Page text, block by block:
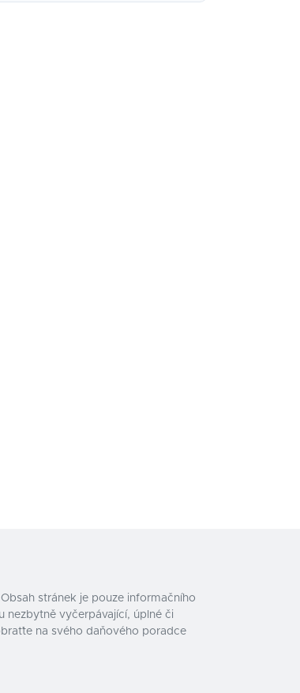
stránek je pouze informačního
nezbytně vyčerpávající, úplné či
na svého daňového poradce